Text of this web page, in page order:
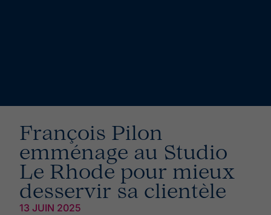
François Pilon
emménage au Studio
Le Rhode pour mieux
desservir sa clientèle
13 JUIN 2025